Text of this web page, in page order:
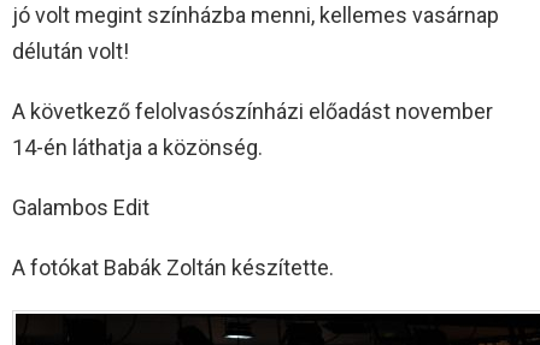
jó volt megint színházba menni, kellemes vasárnap
délután volt!
A következő felolvasószínházi előadást november
14-én láthatja a közönség.
Galambos Edit
A fotókat Babák Zoltán készítette.